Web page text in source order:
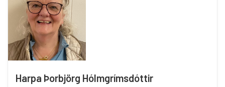
Harpa Þorbjörg Hólmgrímsdóttir